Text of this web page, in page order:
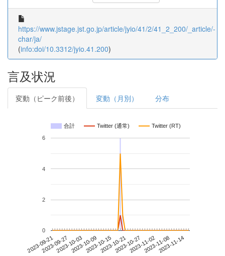
https://www.jstage.jst.go.jp/article/jyio/41/2/41_2_200/_article/-
char/ja/
(info:doi/10.3312/jyio.41.200)
言及状況
変動（ピーク前後） 変動（月別） 分布
合計 Twitter (通常) Twitter (RT)
2023-09-212023-09-272023-10-032023-10-092023-10-152023-10-212023-10-272023-11-022023-11-082023-11-14
0
2
4
6